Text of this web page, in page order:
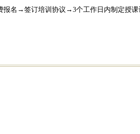
名→签订培训协议→3个工作日内制定授